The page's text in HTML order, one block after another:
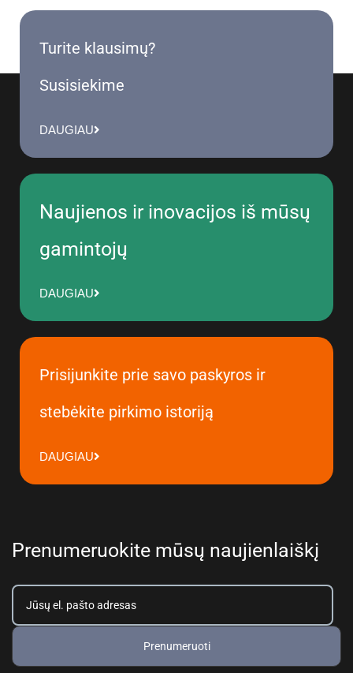
Turite klausimų?
Susisiekime
DAUGIAU
Naujienos ir inovacijos iš mūsų
gamintojų
DAUGIAU
Prisijunkite prie savo paskyros ir
stebėkite pirkimo istoriją
DAUGIAU
Prenumeruokite mūsų naujienlaiškį
Prenumeruoti